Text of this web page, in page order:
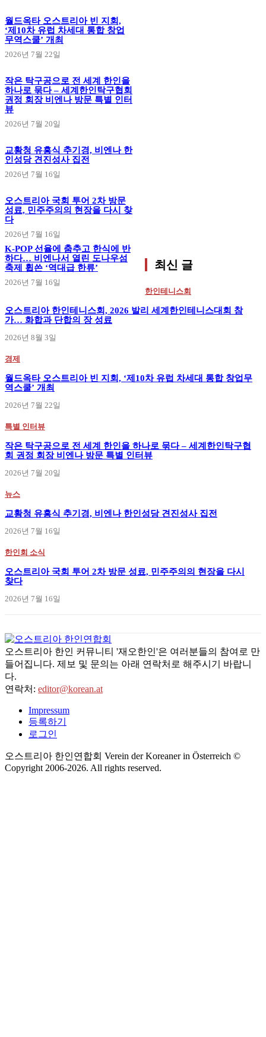
월드옥타 오스트리아 빈 지회,
‘제10차 유럽 차세대 통합 창업
무역스쿨’ 개최
2026년 7월 22일
작은 탁구공으로 전 세계 한인을
하나로 묶다 – 세계한인탁구협회
권정 회장 비엔나 방문 특별 인터
뷰
2026년 7월 20일
교황청 유흥식 추기경, 비엔나 한
인성당 견진성사 집전
2026년 7월 16일
오스트리아 국회 투어 2차 방문
성료, 민주주의의 현장을 다시 찾
다
2026년 7월 16일
K-POP 선율에 춤추고 한식에 반
하다… 비엔나서 열린 도나우섬
축제 휩쓴 ‘역대급 한류’
2026년 7월 16일
최신 글
한인테니스회
오스트리아 한인테니스회, 2026 발리 세계한인테니스대회 참
가… 화합과 단합의 장 성료
2026년 8월 3일
경제
월드옥타 오스트리아 빈 지회, ‘제10차 유럽 차세대 통합 창업무
역스쿨’ 개최
2026년 7월 22일
특별 인터뷰
작은 탁구공으로 전 세계 한인을 하나로 묶다 – 세계한인탁구협
회 권정 회장 비엔나 방문 특별 인터뷰
2026년 7월 20일
뉴스
교황청 유흥식 추기경, 비엔나 한인성당 견진성사 집전
2026년 7월 16일
한인회 소식
오스트리아 국회 투어 2차 방문 성료, 민주주의의 현장을 다시
찾다
2026년 7월 16일
오스트리아 한인 커뮤니티 '재오한인'은 여러분들의 참여로 만
들어집니다. 제보 및 문의는 아래 연락처로 해주시기 바랍니
다.
연락처: editor@korean.at
Impressum
등록하기
로그인
오스트리아 한인연합회 Verein der Koreaner in Österreich ©
Copyright 2006-2026. All rights reserved.